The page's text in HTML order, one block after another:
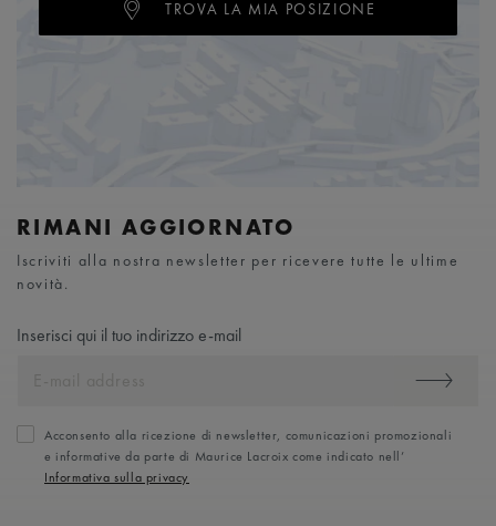
TROVA LA MIA POSIZIONE
RIMANI AGGIORNATO
Iscriviti alla nostra newsletter per ricevere tutte le ultime
novità.
Inserisci qui il tuo indirizzo e-mail
Acconsento alla ricezione di newsletter, comunicazioni promozionali
e informative da parte di Maurice Lacroix come indicato nell’
Informativa sulla privacy